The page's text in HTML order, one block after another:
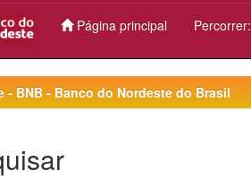
Página principal Percorrer:
- BNB - Banco do Nordeste do Brasil